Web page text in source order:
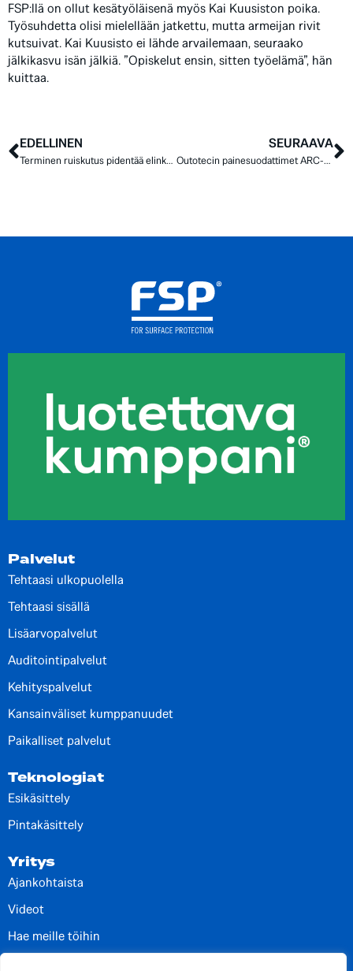
FSP:llä on ollut kesätyöläisenä myös Kai Kuusiston poika.
Työsuhdetta olisi mielellään jatkettu, mutta armeijan rivit
kutsuivat. Kai Kuusisto ei lähde arvailemaan, seuraako
jälkikasvu isän jälkiä. ”Opiskelut ensin, sitten työelämä”, hän
kuittaa.
EDELLINEN
Terminen ruiskutus pidentää elinkaarta ja huoltoväliä
SEURAAVA
Outotecin painesuodattimet ARC-pinnoitettiin Lappeenrannassa
Palvelut
Tehtaasi ulkopuolella
Tehtaasi sisällä
Lisäarvopalvelut
Auditointipalvelut
Kehityspalvelut
Kansainväliset kumppanuudet
Paikalliset palvelut
Teknologiat
Esikäsittely
Pintakäsittely
Yritys
Ajankohtaista
Videot
Hae meille töihin